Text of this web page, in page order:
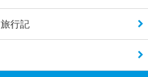
旅行記